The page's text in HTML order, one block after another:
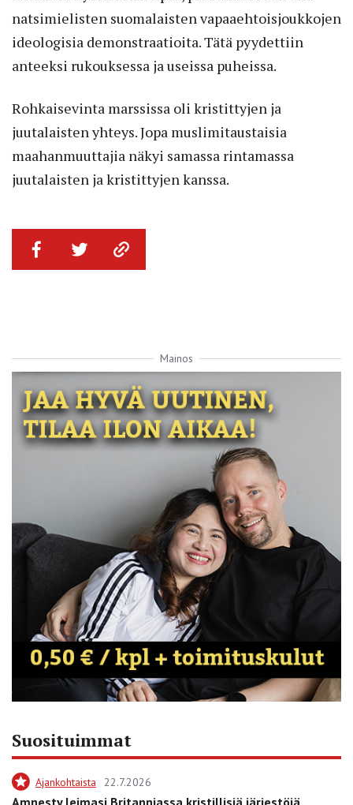
natsimielisten suomalaisten vapaaehtoisjoukkojen
ideologisia demonstraatioita. Tätä pyydettiin
anteeksi rukouksessa ja useissa puheissa.
Rohkaisevinta marssissa oli kristittyjen ja
juutalaisten yhteys. Jopa muslimitaustaisia
maahanmuuttajia näkyi samassa rintamassa
juutalaisten ja kristittyjen kanssa.
Mainos
Suosituimmat
Ajankohtaista 22.7.2026
Amnesty leimasi Britanniassa kristillisiä järjestöjä